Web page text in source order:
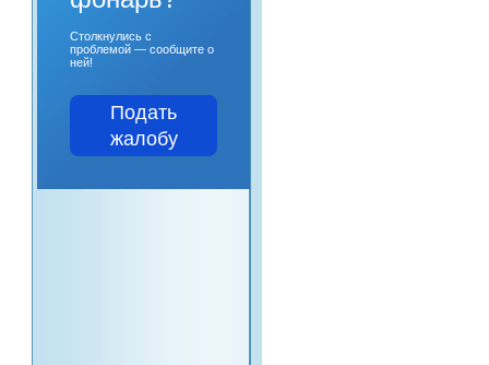
Столкнулись с
проблемой — сообщите о
ней!
Подать
жалобу